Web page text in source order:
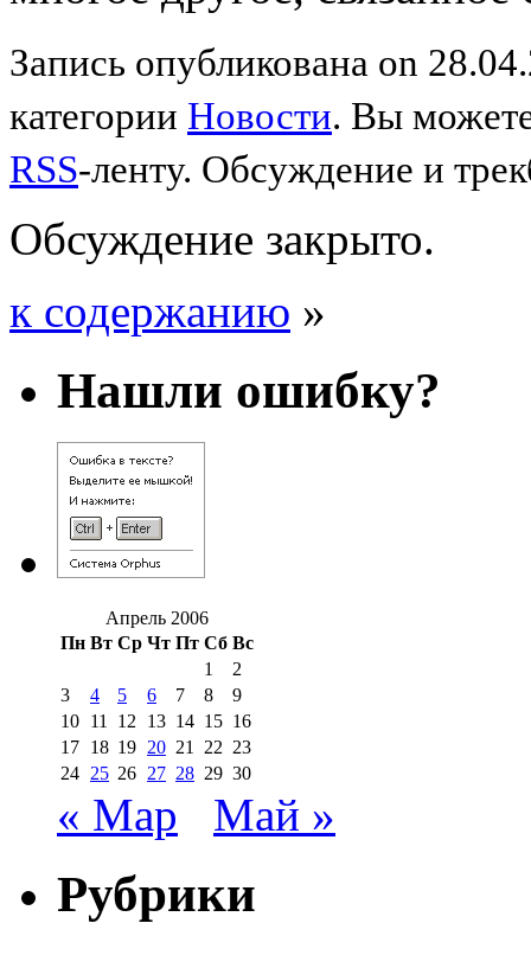
Запись опубликована on
категории Новости. Вы
RSS-ленту. Обсуждение и
Обсуждение закрыто.
к содержанию »
Нашли ошибку?
Апрель 2006
Пн Вт Ср Чт Пт Сб Вс
1
2
3
4 5 6 7 8
9
10 11 12 13 14 15 16
17 18 19 20 21 22 23
24 25 26 27 28 29 30
« Мар Май »
Рубрики